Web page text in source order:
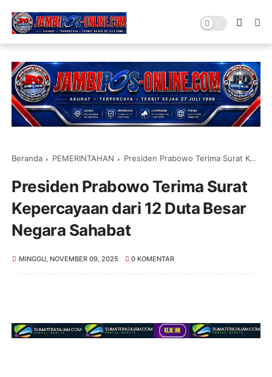
Beranda PEMERINTAHAN Presiden Prabowo Terima Surat Kepercayaan dari 12 Duta Besar Negara Sahabat
Presiden Prabowo Terima Surat
Kepercayaan dari 12 Duta Besar
Negara Sahabat
MINGGU, NOVEMBER 09, 2025 0 KOMENTAR